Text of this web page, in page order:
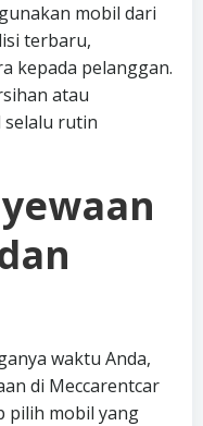
mobil dari
terbaru,
kepada pelanggan.
atau
selalu rutin
waktu Anda,
di Meccarentcar
pilih mobil yang